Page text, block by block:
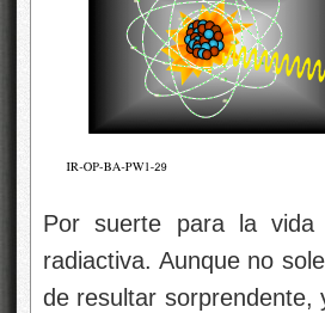
Por suerte para la
radiactiva. Aunque no
de resultar sorprendente,